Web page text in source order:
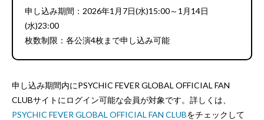
申し込み期間：2026年1月7日(水)15:00～1月14日
(水)23:00
枚数制限：各公演4枚まで申し込み可能
申し込み期間内にPSYCHIC FEVER GLOBAL OFFICIAL FAN
CLUBサイトにログイン可能な会員が対象です。詳しくは、
PSYCHIC FEVER GLOBAL OFFICIAL FAN CLUBをチェックして